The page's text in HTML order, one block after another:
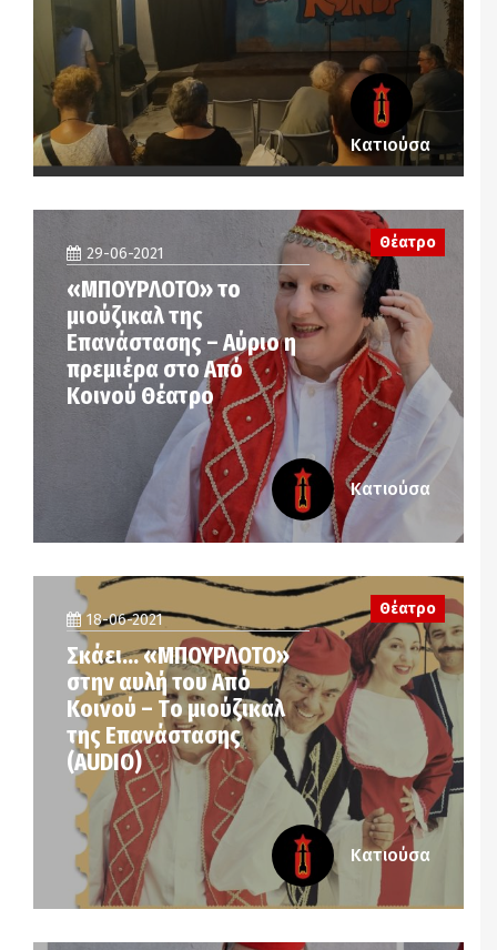
Κατιούσα
29-06-2021
«ΜΠΟΥΡΛΟΤΟ» το
μιούζικαλ της
Επανάστασης – Αύριο η
πρεμιέρα στο Από
Κοινού Θέατρο
Θέατρο
Κατιούσα
18-06-2021
Σκάει… «ΜΠΟΥΡΛΟΤΟ»
στην αυλή του Από
Κοινού – Tο μιούζικαλ
της Επανάστασης
(AUDIO)
Θέατρο
Κατιούσα